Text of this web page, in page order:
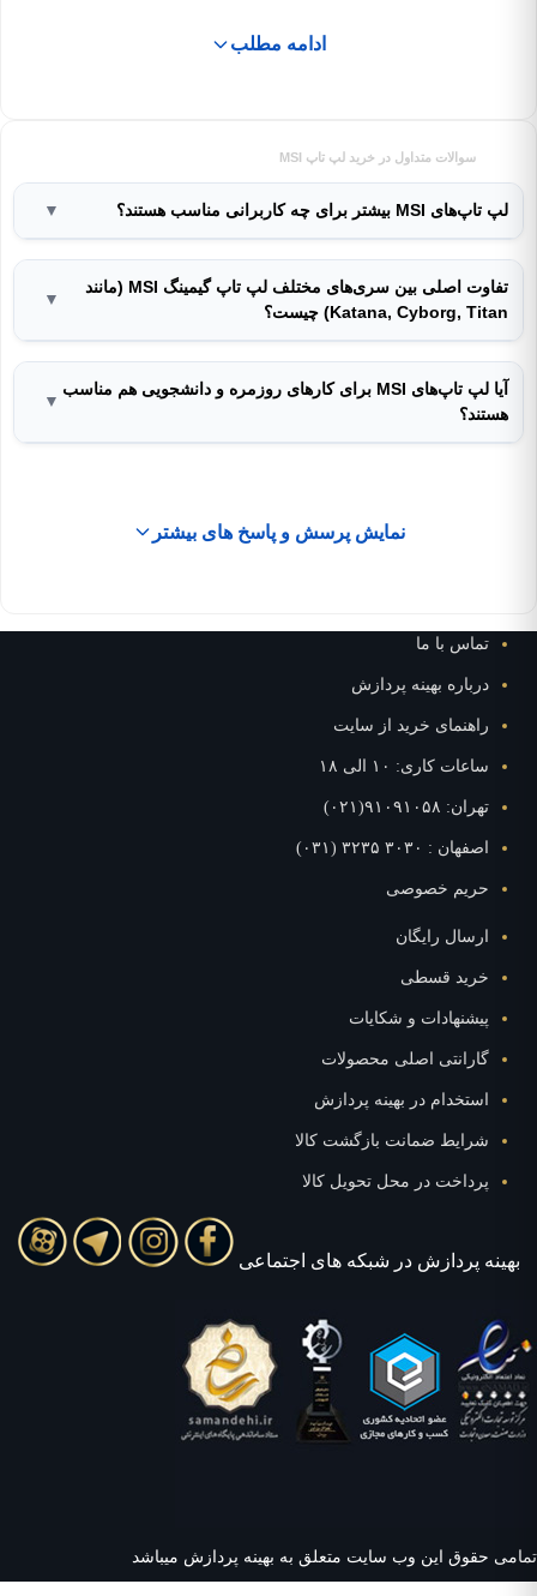
ادامه مطلب
سوالات متداول در خرید لپ تاپ MSI
لپ تاپ‌های MSI بیشتر برای چه کاربرانی مناسب هستند؟
تفاوت اصلی بین سری‌های مختلف لپ تاپ گیمینگ MSI (مانند
Katana, Cyborg, Titan) چیست؟
آیا لپ تاپ‌های MSI برای کارهای روزمره و دانشجویی هم مناسب
هستند؟
▼
نمایش پرسش و پاسخ های بیشتر
تماس با ما
درباره بهینه پردازش
راهنمای خرید از سایت
ساعات کاری: ۱۰ الی ۱۸
تهران: ۹۱۰۹۱۰۵۸(۰۲۱)
اصفهان : ۳۰۳۰ ۳۲۳۵ (۰۳۱)
حریم خصوصی
ارسال رایگان
خرید قسطی
پیشنهادات و شکایات
گارانتی اصلی محصولات
استخدام در بهینه پردازش
شرایط ضمانت بازگشت کالا
پرداخت در محل تحویل کالا
بهينه پردازش در شبکه های اجتماعی
حقوق این وب سایت متعلق به بهینه پردازش میباشد